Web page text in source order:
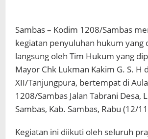
Sambas – Kodim 1208/Sambas
kegiatan penyuluhan hukum yang
langsung oleh Tim Hukum yang
Mayor Chk Lukman Kakim G. S. H
XII/Tanjungpura, bertempat di
1208/Sambas Jalan Tabrani Desa,
Sambas, Kab. Sambas, Rabu (12/
Kegiatan ini diikuti oleh seluruh